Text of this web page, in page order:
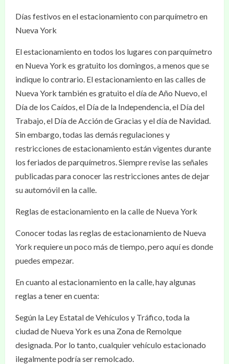
Días festivos en el estacionamiento con parquímetro en
Nueva York
El estacionamiento en todos los lugares con parquímetro
en Nueva York es gratuito los domingos, a menos que se
indique lo contrario. El estacionamiento en las calles de
Nueva York también es gratuito el día de Año Nuevo, el
Día de los Caídos, el Día de la Independencia, el Día del
Trabajo, el Día de Acción de Gracias y el día de Navidad.
Sin embargo, todas las demás regulaciones y
restricciones de estacionamiento están vigentes durante
los feriados de parquímetros. Siempre revise las señales
publicadas para conocer las restricciones antes de dejar
su automóvil en la calle.
Reglas de estacionamiento en la calle de Nueva York
Conocer todas las reglas de estacionamiento de Nueva
York requiere un poco más de tiempo, pero aquí es donde
puedes empezar.
En cuanto al estacionamiento en la calle, hay algunas
reglas a tener en cuenta:
Según la Ley Estatal de Vehículos y Tráfico, toda la
ciudad de Nueva York es una Zona de Remolque
designada. Por lo tanto, cualquier vehículo estacionado
ilegalmente podría ser remolcado.